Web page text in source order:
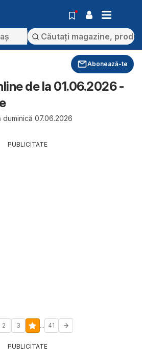
Abonează-te
de la 01.06.2026 -
07.06.2026
PUBLICITATE
2 3 ... 41
PUBLICITATE